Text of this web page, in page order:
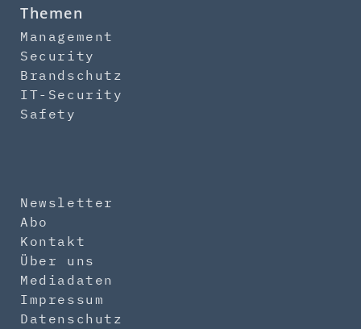
Themen
Management
Security
Brandschutz
IT-Security
Safety
Newsletter
Abo
Kontakt
Über uns
Mediadaten
Impressum
Datenschutz